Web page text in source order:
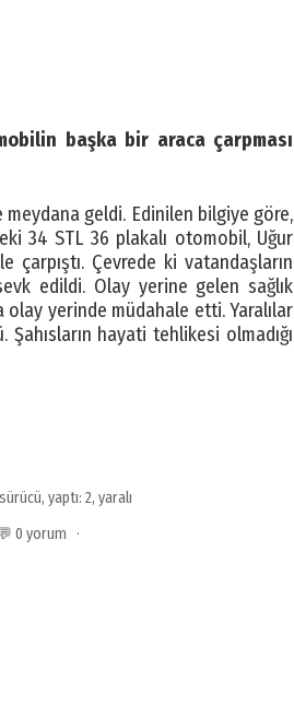
başka bir araca çarpması
meydana geldi. Edinilen bilgiye göre,
34 STL 36 plakalı otomobil, Uğur
çarpıştı. Çevrede ki vatandaşların
edildi. Olay yerine gelen sağlık
olay yerinde müdahale etti. Yaralılar
hayati tehlikesi olmadığı
sürücü, yaptı: 2, yaralı
0 yorum ·